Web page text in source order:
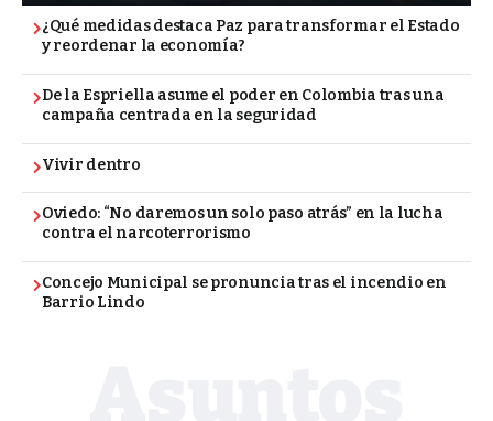
¿Qué medidas destaca Paz para transformar el Estado
y reordenar la economía?
De la Espriella asume el poder en Colombia tras una
campaña centrada en la seguridad
Vivir dentro
Oviedo: “No daremos un solo paso atrás” en la lucha
contra el narcoterrorismo
Concejo Municipal se pronuncia tras el incendio en
Barrio Lindo